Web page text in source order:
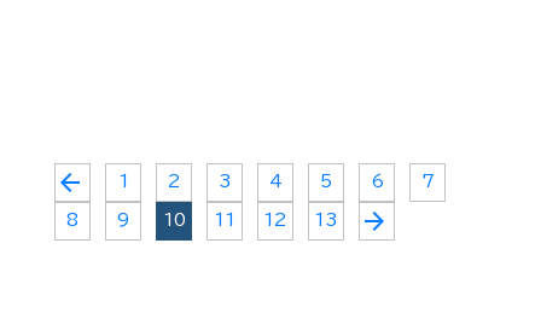
arrow_back 1 2 3 4 5 6 7
8 9 10 11 12 13 arrow_forward